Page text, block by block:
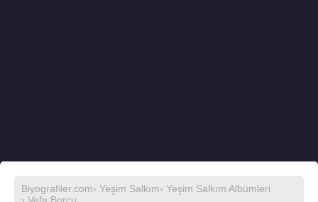
Biyografiler.com› Yeşim Salkım› Yeşim Salkım Albümleri